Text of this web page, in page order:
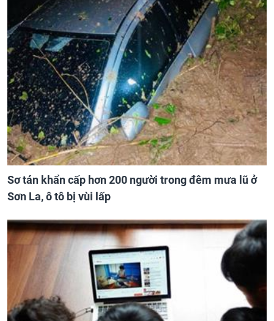
Sơ tán khẩn cấp hơn 200 người trong đêm mưa lũ ở
Sơn La, ô tô bị vùi lấp